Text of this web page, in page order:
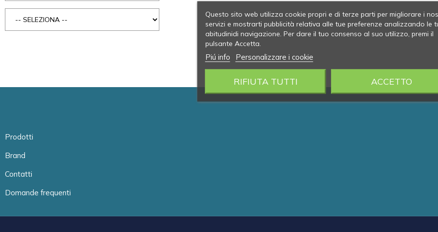
Prodotti
Brand
Contatti
Domande frequenti
Questo sito web utilizza cookie propri e di terze parti per migliorare i
servizi e mostrarti pubblicità relativa alle tue preferenze analizzando le
abitudinidi navigazione. Per dare il tuo consenso al suo utilizzo, premi il
pulsante Accetta.
Piú info Personalizzare i cookie
RIFIUTA TUTTI ACCETTO